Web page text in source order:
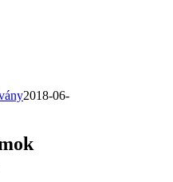
2018-06-